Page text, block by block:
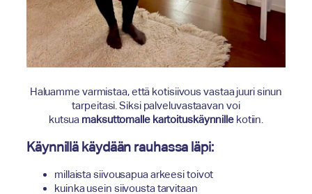
Haluamme varmistaa, että kotisiivous vastaa juuri sinun
tarpeitasi. Siksi palveluvastaavan voi
kutsua maksuttomalle kartoituskäynnillekotiin.
Käynnillä käydään rauhassa läpi:
millaista siivousapua arkeesi toivot
kuinka usein siivousta tarvitaan